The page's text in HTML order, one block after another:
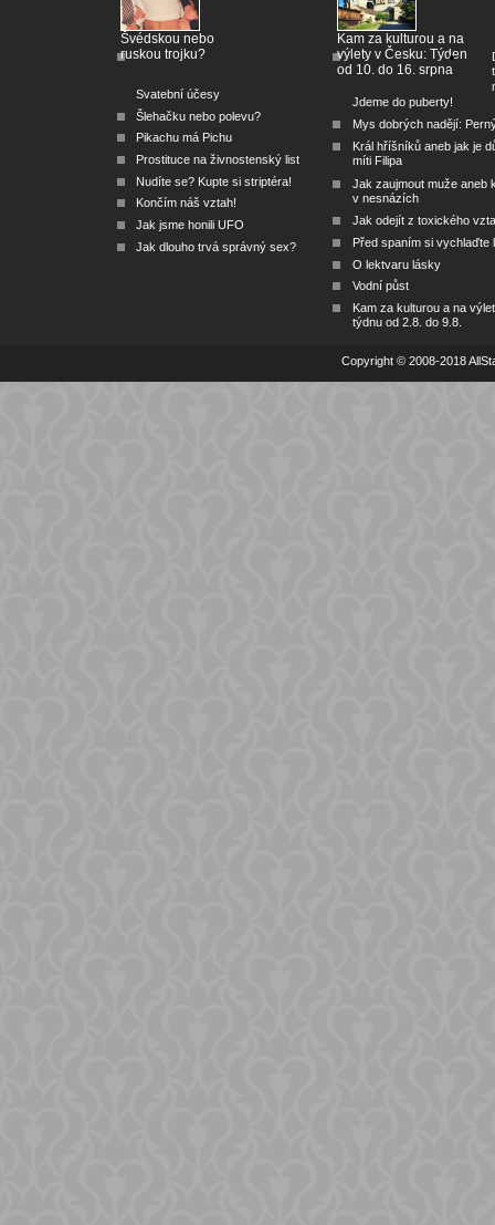
Švédskou nebo
ruskou trojku?
Svatební účesy
Šlehačku nebo polevu?
Pikachu má Pichu
Prostituce na živnostenský list
Nudíte se? Kupte si striptéra!
Končím náš vztah!
Jak jsme honili UFO
Jak dlouho trvá správný sex?
Kam za kulturou a na
výlety v Česku: Týden
od 10. do 16. srpna
Jdeme do puberty!
Mys dobrých nadějí:
Král hříšníků aneb jak je
míti Filipa
Jak zaujmout muže aneb
v nesnázích
Jak odejít z toxického
Před spaním si vychlaďte
O lektvaru lásky
Vodní půst
Kam za kulturou a na
týdnu od 2.8. do 9.8.
Copyright © 2008-2018